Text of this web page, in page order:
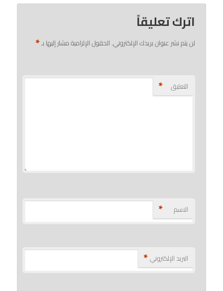
اترك تعليقاً
لن يتم نشر عنوان بريدك الإلكتروني. الحقول الإلزامية مشار إليها بـ*
التعليق *
الاسم *
البريد الإلكتروني*